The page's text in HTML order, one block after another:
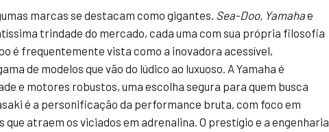
marcas se destacam como gigantes. Sea-Doo, Yamahae
trindade do mercado, cada uma com sua própria filosofia
é frequentemente vista como a inovadora acessível,
de modelos que vão do lúdico ao luxuoso. A Yamaha é
e motores robustos, uma escolha segura para quem busca
é a personificação da performance bruta, com foco em
atraem os viciados em adrenalina. O prestígio e a engenharia